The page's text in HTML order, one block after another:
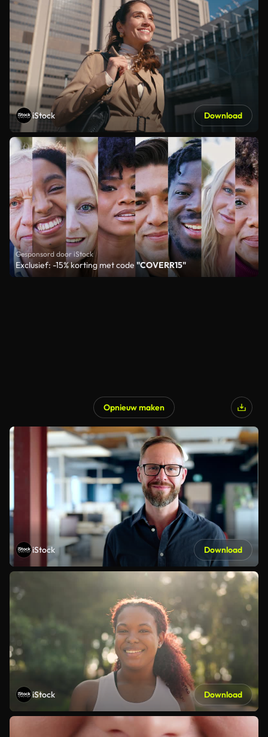
iStock Download
Gesponsord door iStock
Exclusief: -15% korting met code "COVERR15"
Opnieuw maken
iStock Download
iStock Download